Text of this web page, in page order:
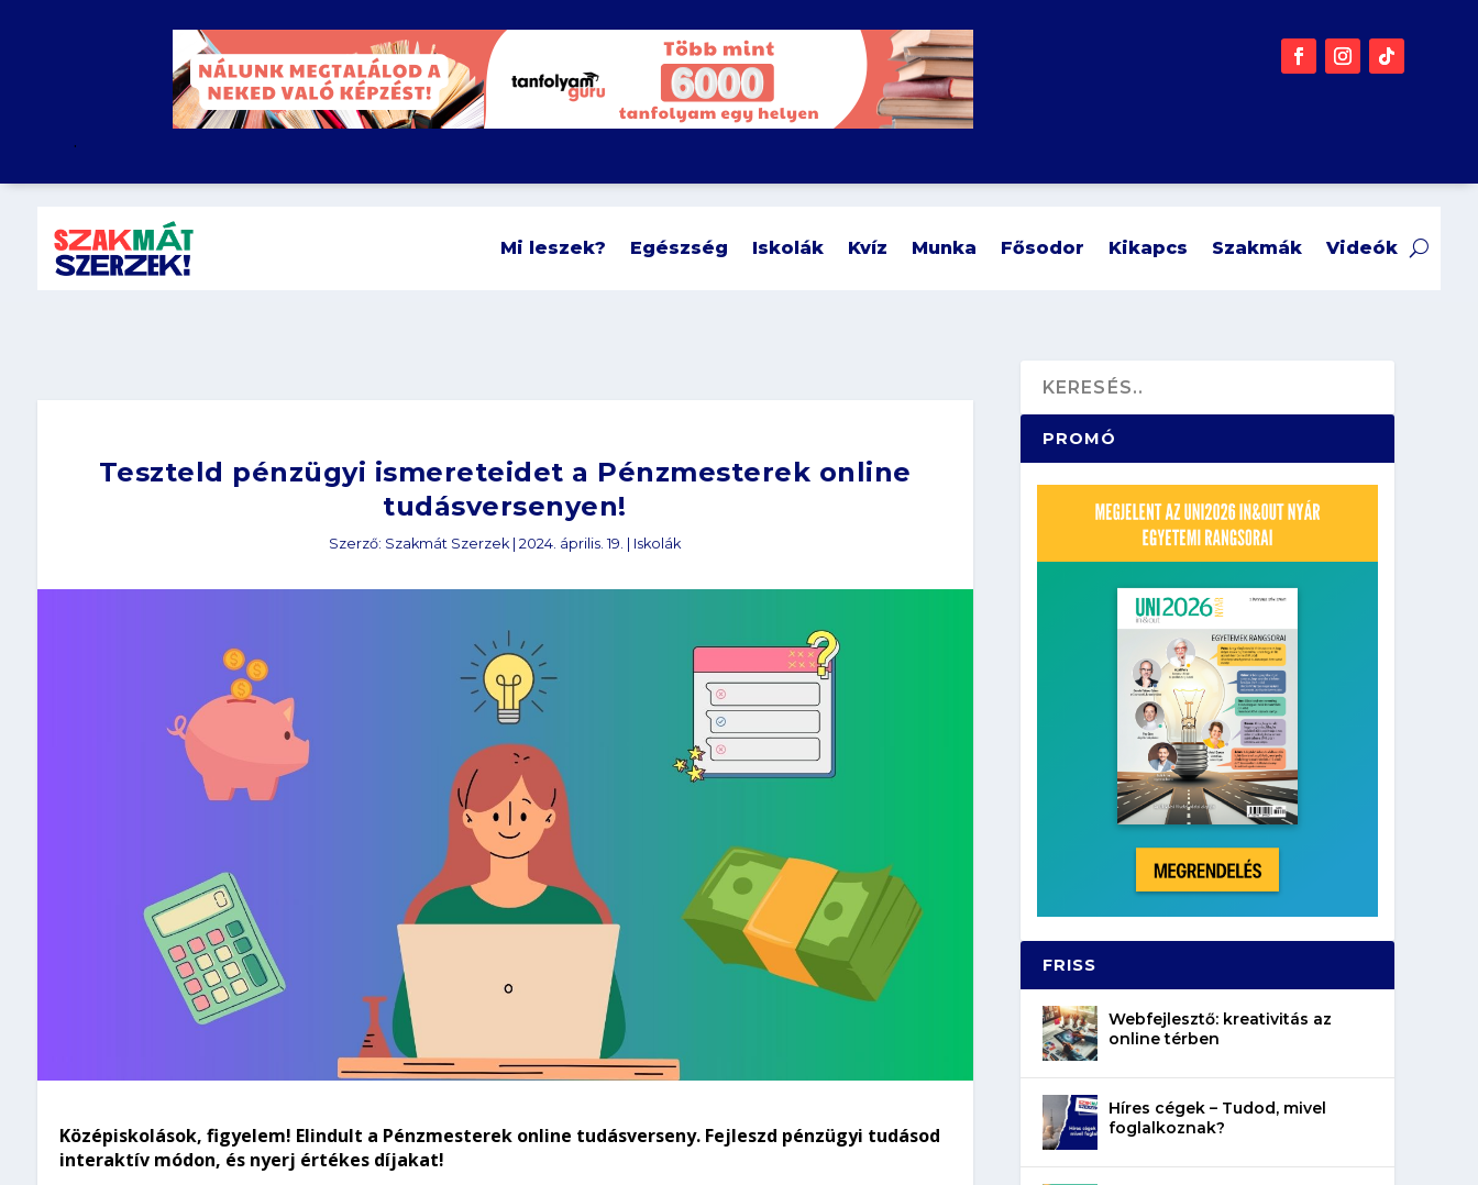
.
Mi leszek? Egészség Iskolák Kvíz Munka Fősodor Kikapcs Szakmák Videók
Teszteld pénzügyi ismereteidet a Pénzmesterek online
tudásversenyen!
Szerző: Szakmát Szerzek|2024. április. 19. Iskolák
Középiskolások, figyelem! Elindult a Pénzmesterek online tudásverseny. Fejleszd pénzügyi tudásod
interaktív módon, és nyerj értékes díjakat!
PROMÓ
FRISS
Webfejlesztő: kreativitás az
online térben
Híres cégek – Tudod, mivel
foglalkoznak?